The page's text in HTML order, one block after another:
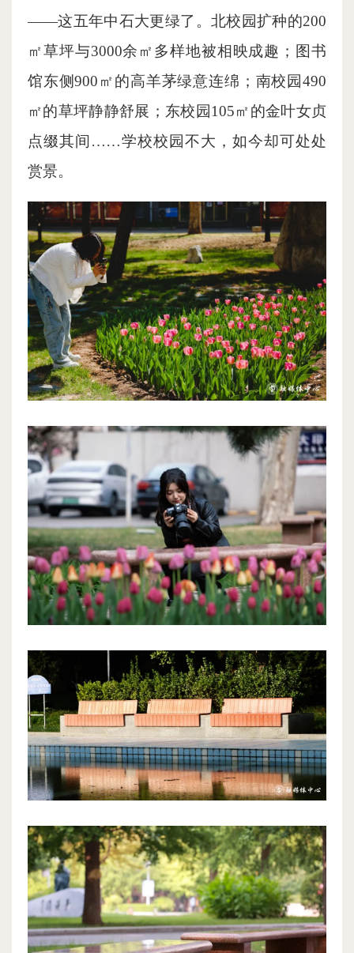
——这五年中石大更绿了。北校园扩种的200
㎡草坪与3000余㎡多样地被相映成趣；图书
馆东侧900㎡的高羊茅绿意连绵；南校园490
㎡的草坪静静舒展；东校园105㎡的金叶女贞
点缀其间……学校校园不大，如今却可处处
赏景。